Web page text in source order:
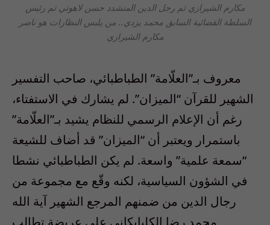
مكارم الشيرازي ثم رجل الدين المتشدد حسن لاهوتي ثم رئيس
السلطة القضائية السابق محمد يزدي.. من يلبس النظارات هو ناصر
مكارم الشيرازي
معروف بـ”العلّامة” الطباطبائي، صاحب التفسير
الشهير للقرآن “الميزان”. لم يشارك في الاستفتاء،
رغم أن الإعلام الرسمي للنظام يشيد بـ”العلّامة”
باستمرار ويعتبر أن “الميزان” قد أضاف للشيعة
“سمعة علمية” واسعة. لم يكن الطباطبائي نشطا
في الشؤون السياسية، لكنه وقّع مع مجموعة من
رجال الدين من ضمنهم المرجع الشهير آية الله
محمد رضا الكلبايكاني على عريضة تطالب